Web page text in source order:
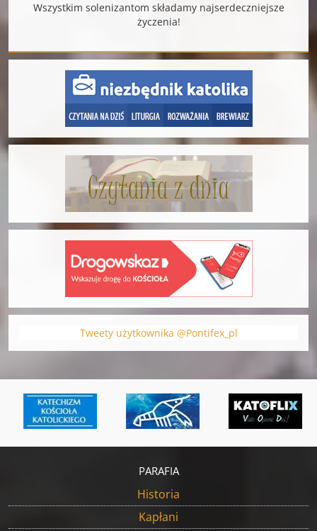
Wszystkim solenizantom składamy najserdeczniejsze
życzenia!
Tweety użytkownika @Pontifex_pl
PARAFIA
Historia
Kapłani